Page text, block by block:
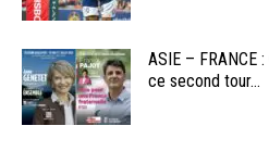
ASIE – FRANCE
ce second tour...